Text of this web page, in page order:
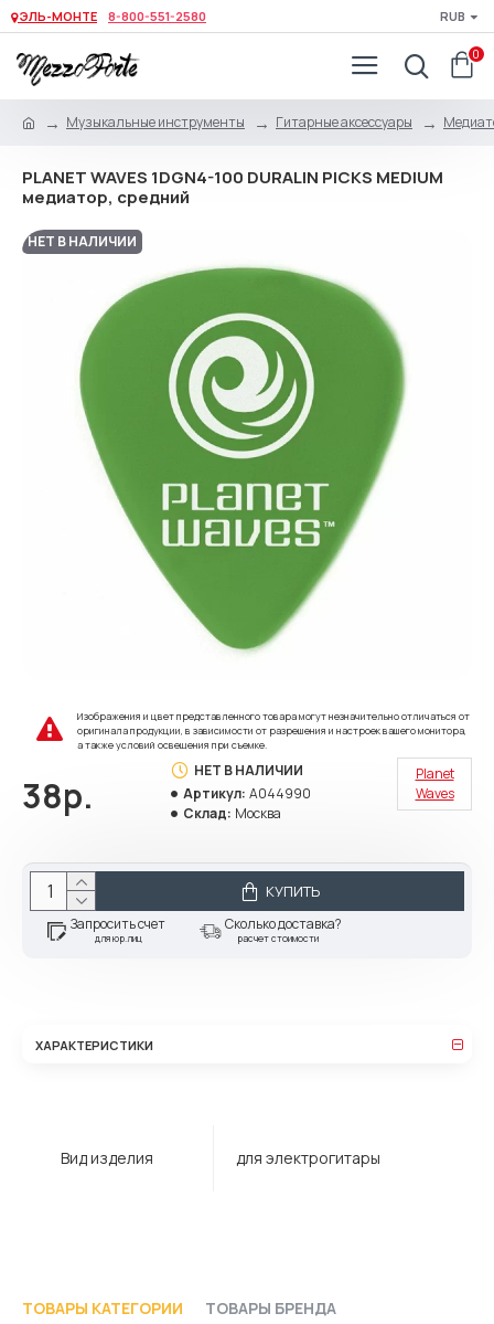
ЭЛЬ-МОНТЕ 8-800-551-2580 RUB
0
Музыкальные инструменты Гитарные аксессуары
PLANET WAVES 1DGN4-100 DURALIN PICKS MEDIUM
медиатор, средний
НЕТ В НАЛИЧИИ
Изображения и цвет представленного товара могут незначительно отличаться от
оригинала продукции, в зависимости от разрешения и настроек вашего монитора,
а также условий освещения при съемке.
38р.
НЕТ В НАЛИЧИИ
Артикул: A044990
Склад: Москва
Planet
Waves
КУПИТЬ
Запросить счет
для юр.лиц
Сколько доставка?
расчет стоимости
ХАРАКТЕРИСТИКИ
Вид изделия для электрогитары
ТОВАРЫ КАТЕГОРИИ ТОВАРЫ БРЕНДА